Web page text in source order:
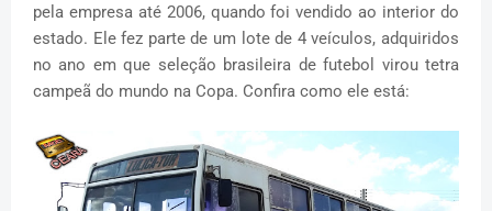
pela empresa até 2006, quando foi vendido ao interior do
estado. Ele fez parte de um lote de 4 veículos, adquiridos
no ano em que seleção brasileira de futebol virou tetra
campeã do mundo na Copa. Confira como ele está: